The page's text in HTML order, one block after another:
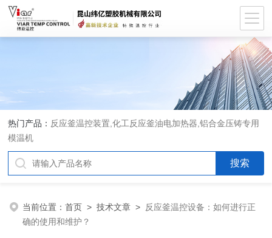
热门产品： 反应釜温控装置,化工反应釜油电加热器,铝合金压铸专用
模温机
当前位置：首页 >技术文章 > 反应釜温控设备：如何进行正
确的使用和维护？